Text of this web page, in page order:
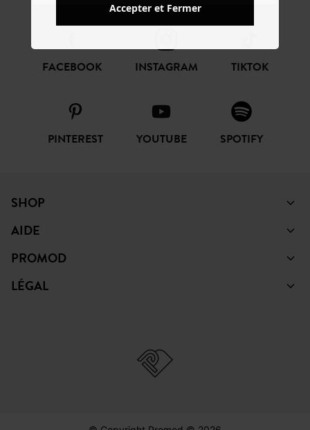
FACEBOOK INSTAGRAM TIKTOK
PINTEREST YOUTUBE SPOTIFY
SHOP
AIDE
PROMOD
LÉGAL
Accepter et Fermer